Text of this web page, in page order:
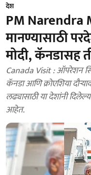
देश
PM Narendra
मानण्यासाठी
मोदी, कॅनडासह
Canada Visit : ऑपरेशन सिंदूरनंतर पंतप्रधान नरेंद्र मोदी सायप्रस,
कॅनडा आणि क्रोएशिया
लढ्यासाठी या देशांनी
आहेत.